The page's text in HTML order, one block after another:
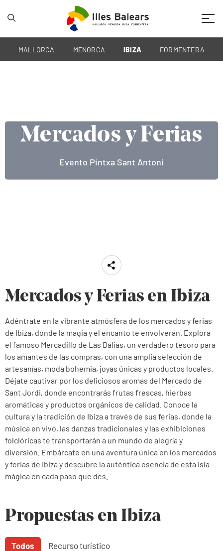
MALLORCA MENORCA IBIZA FORMENTERA
Mercados y Ferias
Evento Pintxa Sant Antoni
Mercados y Ferias
Evento Ibiza Sabors
Mercados y Ferias
Mercat Vell en Ibiza
Mercados y Ferias
Mercado tradicional en Sant Josep
Mercados y Ferias en Ibiza
Adéntrate en la vibrante atmósfera de los mercados y ferias
de Ibiza, donde la magia y el encanto te envolverán. Explora
el famoso Mercadillo de Las Dalias, un verdadero tesoro para
los amantes de las compras, con una amplia selección de
artesanías, moda bohemia, joyas únicas y productos locales.
Déjate cautivar por los deliciosos aromas del Mercado de
Sant Jordi, donde encontrarás frutas frescas, hierbas
aromáticas y productos orgánicos de calidad. Conoce la
cultura y la tradición de Ibiza a través de sus ferias, donde la
música en vivo, las danzas tradicionales y las exhibiciones
folclóricas te transportarán a un mundo de alegría y
diversión. Embárcate en una aventura única en los mercados
y ferias de Ibiza y descubre la auténtica esencia de esta isla
mágica en cada paso que des.
Propuestas en Ibiza
Todos Recurso turístico